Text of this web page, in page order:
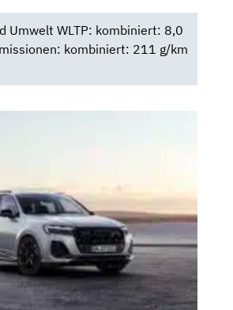
Umwelt WLTP: kombiniert: 8,0
kombiniert: 211 g/km